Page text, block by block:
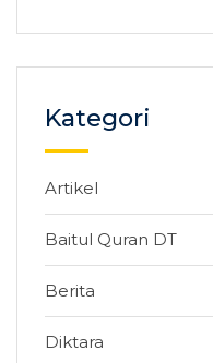
Kategori
Artikel
Baitul Quran DT
Berita
Diktara